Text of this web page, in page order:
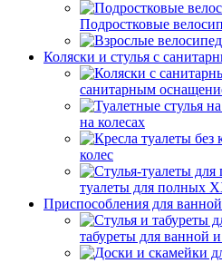
Подростковые
Коляски и стулья с
санитарным
на колесах
колес
туалеты для полных
Приспособления для
табуреты для ванной